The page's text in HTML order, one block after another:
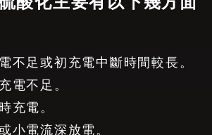
不足或初充電中斷時間較長。
電不足。
充電。
小電流深放電。